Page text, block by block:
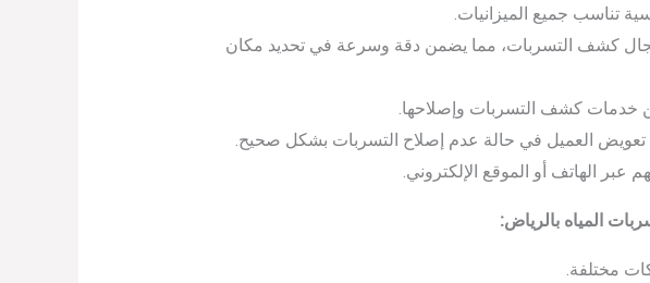
تناسب جميع الميزانيات.
كشف التسربات، مما يضمن دقة وسرعة في تحديد مكان
كشف التسربات وإصلاحها.
العميل في حالة عدم إصلاح التسربات بشكل صحيح.
الهاتف أو الموقع الإلكتروني.
المياه بالرياض:
مختلفة.